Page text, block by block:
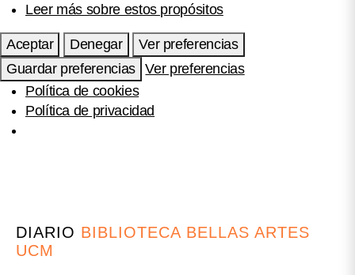
Leer más sobre estos propósitos
Aceptar Denegar
Ver preferencias
Guardar preferencias
Ver preferencias
Política de cookies
Política de privacidad
DIARIO BIBLIOTECA BELLAS ARTES
UCM